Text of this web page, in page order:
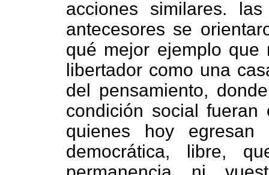
acciones similares.
antecesores se
qué mejor ejemplo que
libertador como una
del pensamiento,
condición social
quienes hoy
democrática, libre,